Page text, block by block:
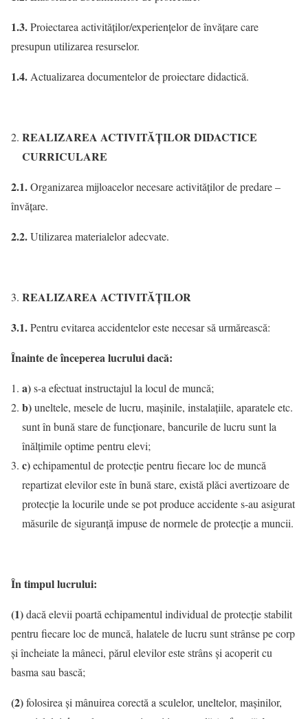
1.3.Proiectarea activităţilor/experienţelor de învăţare care
presupun utilizarea resurselor.
1.4. Actualizarea documentelor de proiectare didactică.
REALIZAREA ACTIVITĂŢILOR DIDACTICE
CURRICULARE
2.1.Organizarea mijloacelor necesare activităţilor de predare –
învăţare.
2.2.Utilizarea materialelor adecvate.
REALIZAREA ACTIVITĂŢILOR
3.1.Pentru evitarea accidentelor este necesar să urmărească:
Înainte de începerea lucrului dacă:
a)s-a efectuat instructajul la locul de muncă;
b)uneltele, mesele de lucru, maşinile, instalaţiile, aparatele etc.
sunt în bună stare de funcţionare, bancurile de lucru sunt la
înălţimile optime pentru elevi;
c)echipamentul de protecţie pentru fiecare loc de muncă
repartizat elevilor este în bună stare, există plăci avertizoare de
protecţie la locurile unde se pot produce accidente s-au asigurat
măsurile de siguranţă impuse de normele de protecţie a muncii.
În timpul lucrului:
(1)dacă elevii poartă echipamentul individual de protecţie stabilit
pentru fiecare loc de muncă, halatele de lucru sunt strânse pe corp
şi încheiate la mâneci, părul elevilor este strâns şi acoperit cu
basma sau bască;
(2)folosirea şi mânuirea corectă a sculelor, uneltelor, maşinilor,